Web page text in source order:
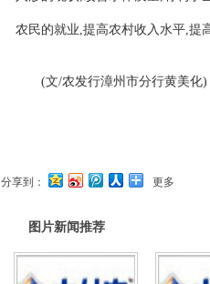
农民的就业,提高农村收入水平,提
(文/农发行漳州市分行黄美化)
分享到： 更多
图片新闻推荐